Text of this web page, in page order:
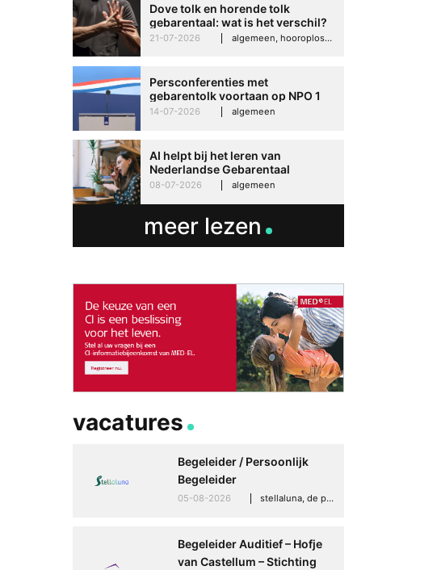
Dove tolk en horende tolk
gebarentaal: wat is het verschil?
21-07-2026 algemeen, hooroplossingen, hoorproblemen, samenleving & maatschappij
Persconferenties met
gebarentolk voortaan op NPO 1
Extra
14-07-2026 algemeen
AI helpt bij het leren van
Nederlandse Gebarentaal
08-07-2026 algemeen
meer lezen
vacatures
Begeleider / Persoonlijk
Begeleider
05-08-2026 stellaluna, de punt (drenthe)
Begeleider Auditief – Hofje
van Castellum – Stichting